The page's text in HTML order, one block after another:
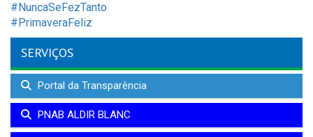
#NuncaSeFezTanto
#PrimaveraFeliz
SERVIÇOS
Portal da Transparência
PNAB ALDIR BLANC